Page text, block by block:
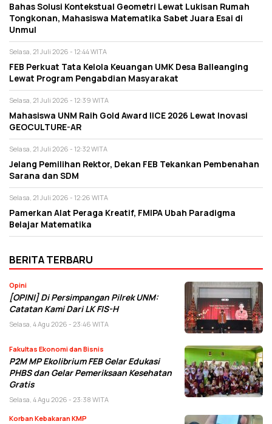
Bahas Solusi Kontekstual Geometri Lewat Lukisan Rumah
Tongkonan, Mahasiswa Matematika Sabet Juara Esai di
Unmul
Selasa, 21 Juli 2026 - 12:44 WITA
FEB Perkuat Tata Kelola Keuangan UMK Desa Balleanging
Lewat Program Pengabdian Masyarakat
Selasa, 21 Juli 2026 - 12:39 WITA
Mahasiswa UNM Raih Gold Award IICE 2026 Lewat Inovasi
GEOCULTURE-AR
Selasa, 21 Juli 2026 - 12:32 WITA
Jelang Pemilihan Rektor, Dekan FEB Tekankan Pembenahan
Sarana dan SDM
Selasa, 21 Juli 2026 - 12:26 WITA
Pamerkan Alat Peraga Kreatif, FMIPA Ubah Paradigma
Belajar Matematika
BERITA TERBARU
Opini
[OPINI] Di Persimpangan Pilrek UNM:
Catatan Kami Dari LK FIS-H
Selasa, 4 Agu 2026 - 23:46 WITA
Fakultas Ekonomi dan Bisnis
P2M MP Ekolibrium FEB Gelar Edukasi
PHBS dan Gelar Pemeriksaan Kesehatan
Gratis
Selasa, 4 Agu 2026 - 23:38 WITA
Korban Kebakaran KMP